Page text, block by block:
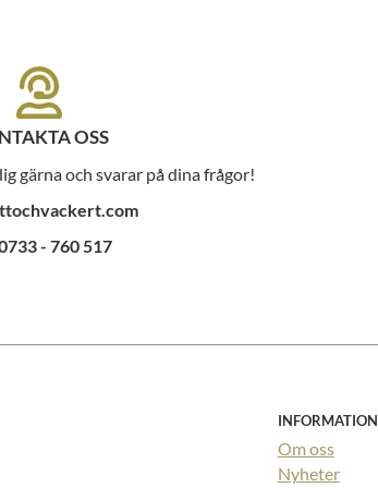
OSS
gärna och svarar på dina frågor!
- 760 517
INFORMATION
Om oss
Nyheter